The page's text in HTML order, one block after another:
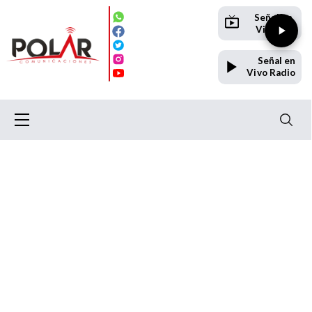
Señal en
Vivo TV
Señal en
Vivo Radio